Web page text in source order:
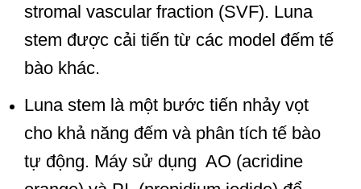
stromal vascular fraction (SVF). Luna
stem được cải tiến từ các model đếm tế
bào khác.
Luna stem là một bước tiến nhảy vọt
cho khả năng đếm và phân tích tế bào
tự động. Máy sử dụng AO (acridine